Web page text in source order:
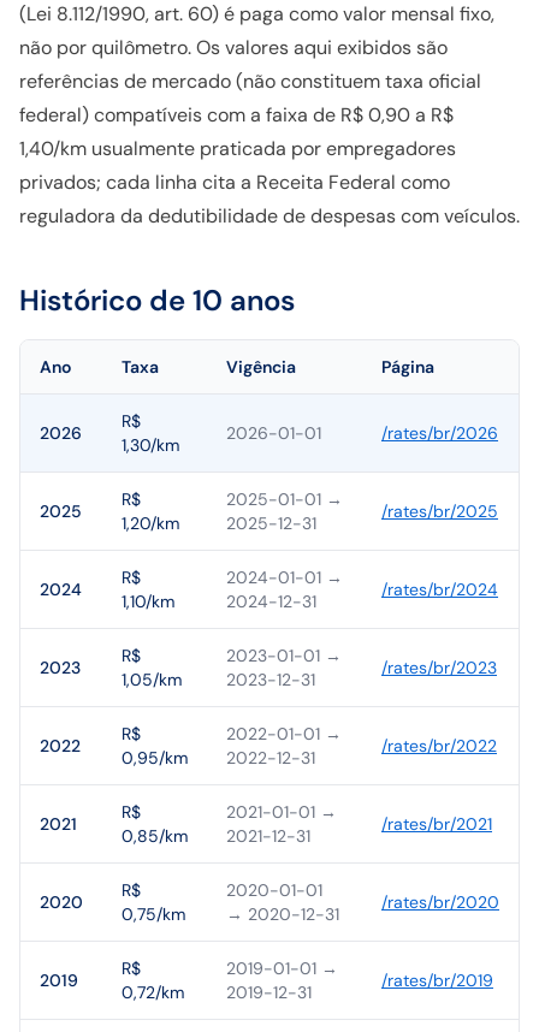
(Lei 8.112/1990, art. 60) é paga como valor mensal fixo,
não por quilômetro. Os valores aqui exibidos são
referências de mercado (não constituem taxa oficial
federal) compatíveis com a faixa de R$ 0,90 a R$
1,40/km usualmente praticada por empregadores
privados; cada linha cita a Receita Federal como
reguladora da dedutibilidade de despesas com veículos.
Histórico de 10 anos
Ano Taxa Vigência Página
2026
R$
1,30/km
2026-01-01 /rates/br/2026
2025
R$
1,20/km
2025-01-01 →
2025-12-31
/rates/br/2025
2024
R$
1,10/km
2024-01-01 →
2024-12-31
/rates/br/2024
2023
R$
1,05/km
2023-01-01 →
2023-12-31
/rates/br/2023
2022
R$
0,95/km
2022-01-01 →
2022-12-31
/rates/br/2022
2021
R$
0,85/km
2021-01-01 →
2021-12-31
/rates/br/2021
2020
R$
0,75/km
2020-01-01
→ 2020-12-31
/rates/br/2020
2019
R$
0,72/km
2019-01-01 →
2019-12-31
/rates/br/2019